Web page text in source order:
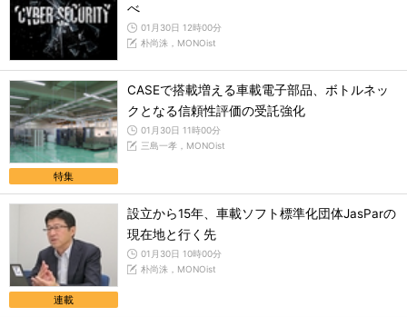
べ
01月30日 12時00分
朴尚洙，MONOist
特集
CASEで搭載増える車載電子部品、ボトルネッ
クとなる信頼性評価の受託強化
01月30日 11時00分
三島一孝，MONOist
連載
設立から15年、車載ソフト標準化団体JasParの
現在地と行く先
01月30日 10時00分
朴尚洙，MONOist